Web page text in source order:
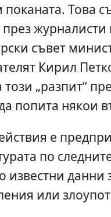
Това
журналисти
съвет
Кирил
„разпит“
попита някои
е
по
известни данни
или